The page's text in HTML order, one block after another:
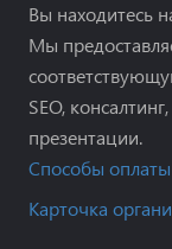
Вы находитесь
Мы
SEO,
презентации.
Способы оплаты
Карточка